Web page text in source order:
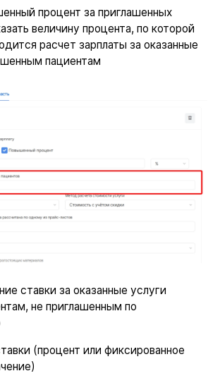
процент за приглашенных
величину процента, по которой
расчет зарплаты за оказанные
пациентам
ставки за оказанные услуги
не приглашенным по
(процент или фиксированное